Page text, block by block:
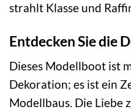
strahlt Klasse und
Entdecken Sie die
Dieses Modellboot ist
Dekoration; es ist ein
Modellbaus. Die Liebe